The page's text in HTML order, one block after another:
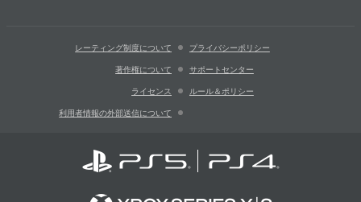
レーティング制度について プライバシーポリシー
著作権について サポートセンター
ライセンス ルール＆ポリシー
利用者情報の外部送信について